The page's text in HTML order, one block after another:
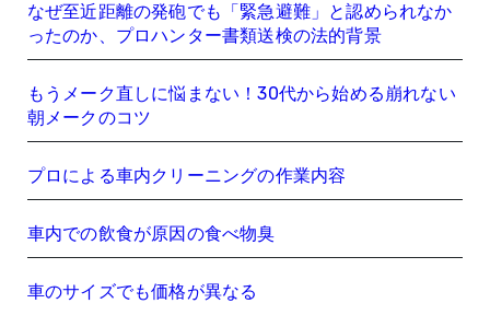
なぜ至近距離の発砲でも「緊急避難」と認められなか
ったのか、プロハンター書類送検の法的背景
もうメーク直しに悩まない！30代から始める崩れない
朝メークのコツ
プロによる車内クリーニングの作業内容
車内での飲食が原因の食べ物臭
車のサイズでも価格が異なる